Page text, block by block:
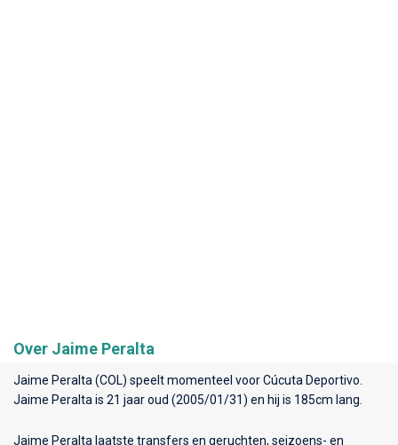
Over Jaime Peralta
Jaime Peralta (COL) speelt momenteel voorCúcuta Deportivo
Jaime Peralta is 21 jaar oud (2005/01/31) en hij is 185cm lang.
Jaime Peralta laatste transfers en geruchten, seizoens- en